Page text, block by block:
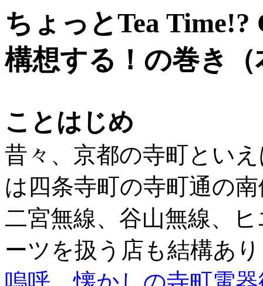
ちょっとTea
構想する！の巻き（
ことはじめ
昔々、京都の寺町とい
は四条寺町の寺町通の
二宮無線、谷山無線、
ーツを扱う店も結構あ